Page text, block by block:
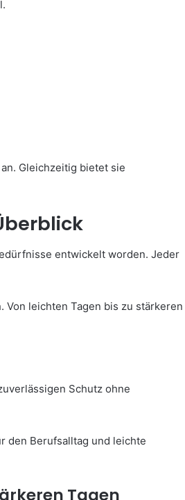
Gleichzeitig bietet sie
entwickelt worden. Jeder
leichten Tagen bis zu stärkeren
Schutz ohne
den Berufsalltag und leichte
Tagen